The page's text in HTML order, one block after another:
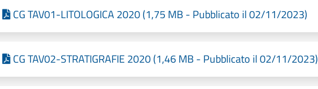
CG TAV01-LITOLOGICA 2020 (1,75 MB - Pubblicato il 02/11/2023)
CG TAV02-STRATIGRAFIE 2020 (1,46 MB - Pubblicato il 02/11/2023)